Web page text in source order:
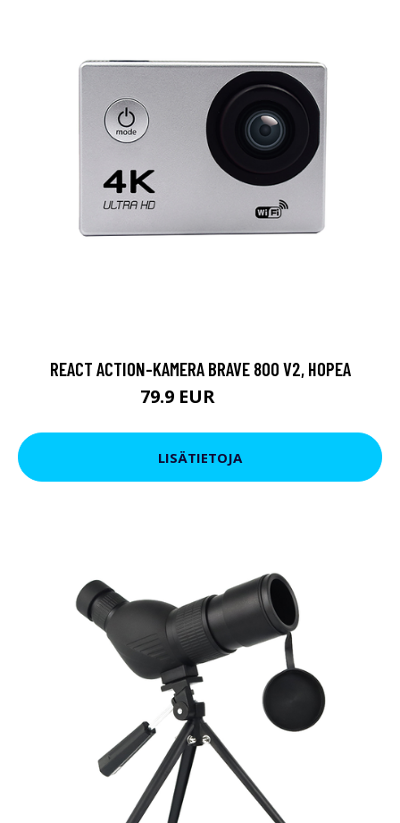
REACT ACTION-KAMERA BRAVE 800 V2, HOPEA
79.9 EUR
LISÄTIETOJA